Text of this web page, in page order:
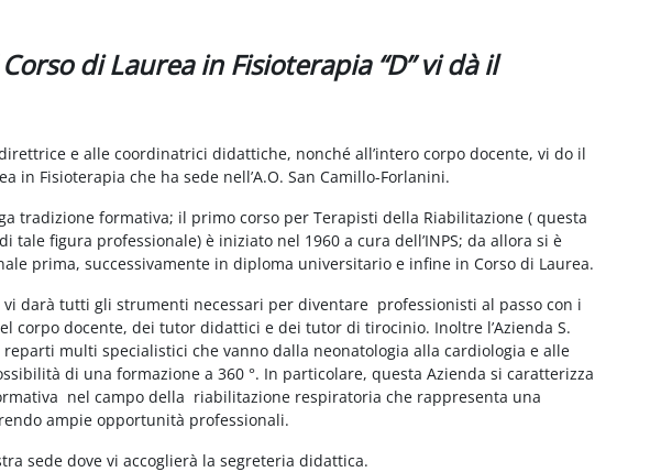
di Laurea in Fisioterapia “D” vi dà il
e alle coordinatrici didattiche, nonché all’intero corpo docente, vi do il
in Fisioterapia che ha sede nell’A.O. San Camillo-Forlanini.
tradizione formativa; il primo corso per Terapisti della Riabilitazione ( questa
tale figura professionale) è iniziato nel 1960 a cura dell’INPS; da allora si è
prima, successivamente in diploma universitario e infine in Corso di Laurea.
darà tutti gli strumenti necessari per diventare professionisti al passo con i
corpo docente, dei tutor didattici e dei tutor di tirocinio. Inoltre l’Azienda S.
multi specialistici che vanno dalla neonatologia alla cardiologia e alle
di una formazione a 360 °. In particolare, questa Azienda si caratterizza
nel campo della riabilitazione respiratoria che rappresenta una
ampie opportunità professionali.
sede dove vi accoglierà la segreteria didattica.